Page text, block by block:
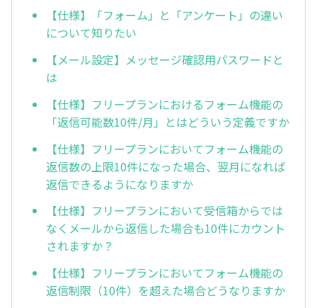
【仕様】「フォーム」と「アンケート」の違い
について知りたい
【メール設定】メッセージ確認用パスワードと
は
【仕様】フリープランにおけるフォーム機能の
「返信可能数10件/月」とはどういう定義ですか
【仕様】フリープランにおいてフォーム機能の
返信数の上限10件になった場合、翌月になれば
返信できるようになりますか
【仕様】フリープランにおいて受信箱からでは
なくメールから返信した場合も10件にカウント
されますか？
【仕様】フリープランにおいてフォーム機能の
返信制限（10件）を超えた場合どうなりますか